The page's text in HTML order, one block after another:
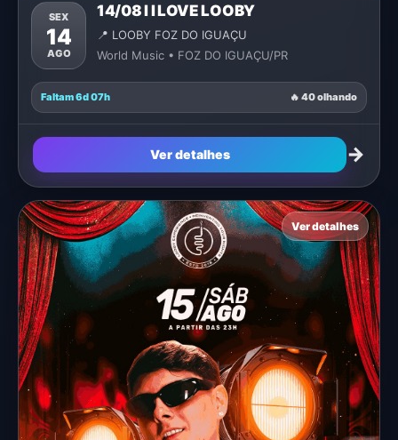
SEX
14
AGO
14/08 I I LOVE LOOBY
📍 LOOBY FOZ DO IGUAÇU
World Music • FOZ DO IGUAÇU/PR
Faltam 6d 07h 🔥 40 olhando
Ver detalhes →
Ver detalhes